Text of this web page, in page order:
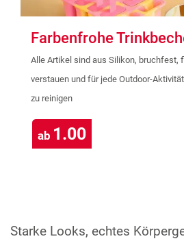
Farbenfrohe
Alle Artikel sind aus Silikon, bruchfest,
verstauen und für jede Outdoor-
zu reinigen
ab 1.00
Starke Looks, echtes